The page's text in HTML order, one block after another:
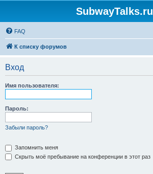
SubwayTalks.ru
FAQ
К списку форумов
Вход
Имя пользователя:
Пароль:
Забыли пароль?
Запомнить меня
Скрыть моё пребывание на конференции в этот раз